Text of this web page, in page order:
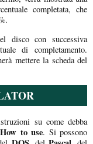
completata, che
disco con successiva
di completamento.
mettere la scheda del
su come debba
How to use. Si possono